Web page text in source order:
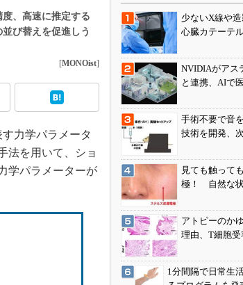
、高速に推定する
び替えを促進しう
[MONOist]
力学パラメータ
法を用いて、ショ
学パラメーターが
少ないX線や造
心臓カテーテ
NVIDIAがアス
と連携、AIで
手術不要で音
技術を開発、
見ても触って
極！ 自然な状
アトピーのか
理由、T細胞受
1分間隔で日常生